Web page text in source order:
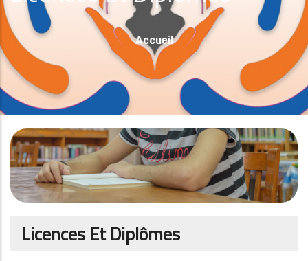
Fil
D'Ariane
Accueil
Licences Et Diplômes